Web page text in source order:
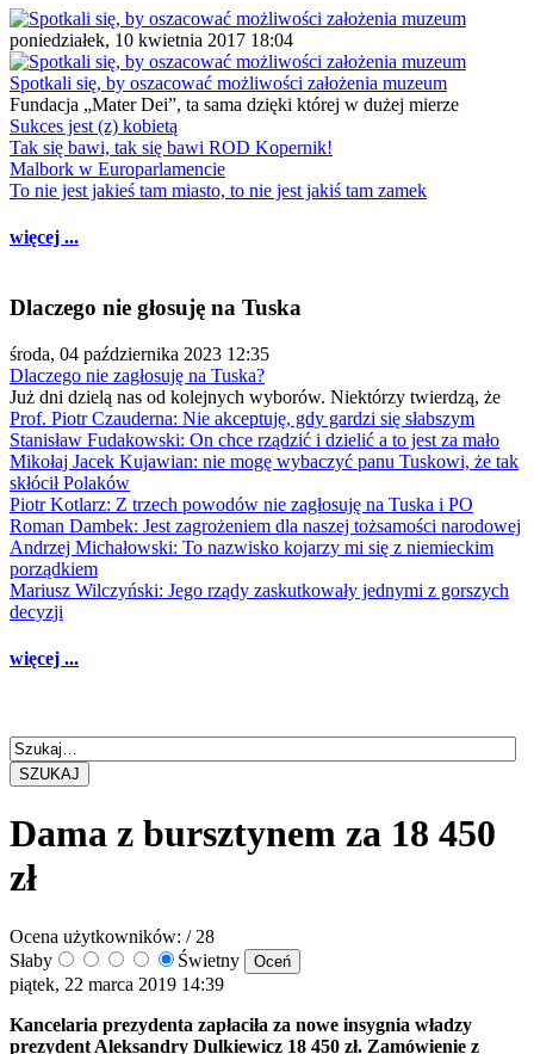
poniedziałek, 10 kwietnia 2017 18:04
Spotkali się, by oszacować możliwości założenia muzeum
Fundacja „Mater Dei”, ta sama dzięki której w dużej mierze
Sukces jest (z) kobietą
Tak się bawi, tak się bawi ROD Kopernik!
Malbork w Europarlamencie
To nie jest jakieś tam miasto, to nie jest jakiś tam zamek
więcej ...
Dlaczego nie głosuję na Tuska
środa, 04 października 2023 12:35
Dlaczego nie zagłosuję na Tuska?
Już dni dzielą nas od kolejnych wyborów. Niektórzy twierdzą, że
Prof. Piotr Czauderna: Nie akceptuję, gdy gardzi się słabszym
Stanisław Fudakowski: On chce rządzić i dzielić a to jest za mało
Mikołaj Jacek Kujawian: nie mogę wybaczyć panu Tuskowi, że tak
skłócił Polaków
Piotr Kotlarz: Z trzech powodów nie zagłosuję na Tuska i PO
Roman Dambek: Jest zagrożeniem dla naszej tożsamości narodowej
Andrzej Michałowski: To nazwisko kojarzy mi się z niemieckim
porządkiem
Mariusz Wilczyński: Jego rządy zaskutkowały jednymi z gorszych
decyzji
więcej ...
SZUKAJ
Dama z bursztynem za 18 450
zł
Ocena użytkowników: / 28
Słaby
Świetny
piątek, 22 marca 2019 14:39
Kancelaria prezydenta zapłaciła za nowe insygnia władzy
prezydent Aleksandry Dulkiewicz 18 450 zł. Zamówienie z